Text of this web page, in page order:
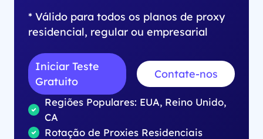
* Válido para todos os planos de proxy
residencial, regular ou empresarial
Iniciar Teste
Gratuito
Contate-nos
Regiões Populares: EUA, Reino Unido,
CA
Rotação de Proxies Residenciais